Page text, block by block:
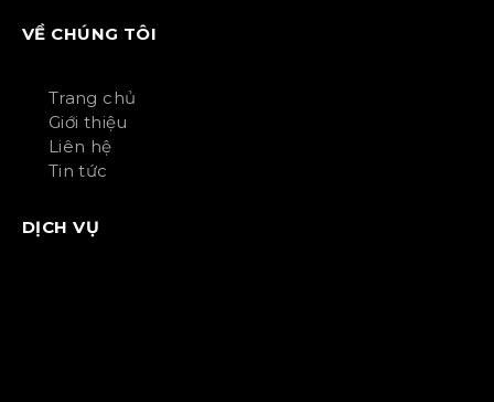
VỀ CHÚNG TÔI
Trang chủ
Giới thiệu
Liên hệ
Tin tức
DỊCH VỤ